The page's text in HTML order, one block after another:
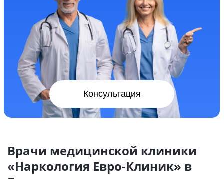
Консультация
Врачи медицинской клиники
«Наркология Евро-Клиник» в